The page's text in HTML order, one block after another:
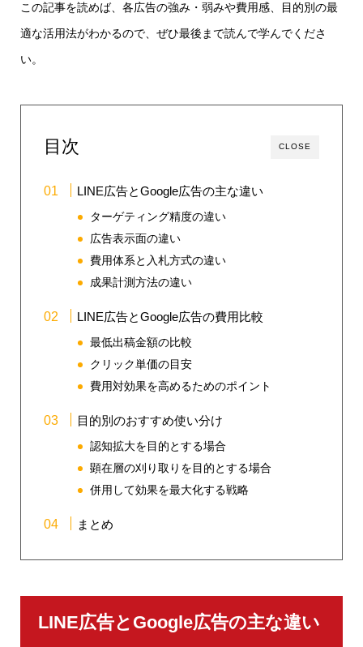
この記事を読めば、各広告の強み・弱みや費用感、目的別の最
適な活用法がわかるので、ぜひ最後まで読んで学んでくださ
い。
CLOSE
目次
LINE広告とGoogle広告の主な違い
ターゲティング精度の違い
広告表示面の違い
費用体系と入札方式の違い
成果計測方法の違い
LINE広告とGoogle広告の費用比較
最低出稿金額の比較
クリック単価の目安
費用対効果を高めるためのポイント
目的別のおすすめ使い分け
認知拡大を目的とする場合
顕在層の刈り取りを目的とする場合
併用して効果を最大化する戦略
まとめ
LINE広告とGoogle広告の主な違い